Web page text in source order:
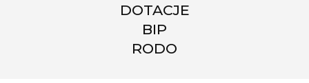
DOTACJE
BIP
RODO